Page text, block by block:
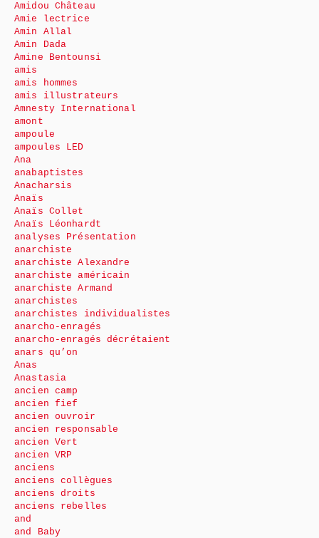
Amidou Château
Amie lectrice
Amin Allal
Amin Dada
Amine Bentounsi
amis
amis hommes
amis illustrateurs
Amnesty International
amont
ampoule
ampoules LED
Ana
anabaptistes
Anacharsis
Anaïs
Anaïs Collet
Anaïs Léonhardt
analyses Présentation
anarchiste
anarchiste Alexandre
anarchiste américain
anarchiste Armand
anarchistes
anarchistes individualistes
anarcho-enragés
anarcho-enragés décrétaient
anars qu’on
Anas
Anastasia
ancien camp
ancien fief
ancien ouvroir
ancien responsable
ancien Vert
ancien VRP
anciens
anciens collègues
anciens droits
anciens rebelles
and
and Baby